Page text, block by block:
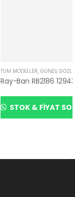
TÜM MODELLER, GÜNEŞ
Ray-Ban RB2186
STOK & FIYAT